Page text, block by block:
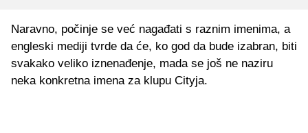
Naravno, počinje se već nagađati s raznim imenima, a
engleski mediji tvrde da će, ko god da bude izabran, biti
svakako veliko iznenađenje, mada se još ne naziru
neka konkretna imena za klupu Cityja.